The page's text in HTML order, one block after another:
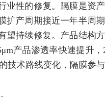
业性的修复。隔膜是资
扩产周期接近一年半周
望持续修复。产品结构
产品渗透率快速提升
技术路线变化，隔膜参